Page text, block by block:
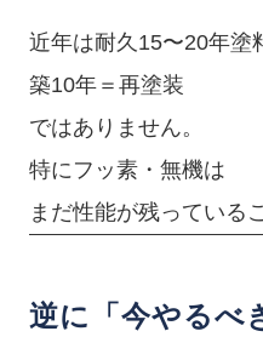
近年は耐久15〜20年塗
築10年＝再塗装
ではありません。
特にフッ素・無機は
まだ性能が残っている
逆に「今やるべ